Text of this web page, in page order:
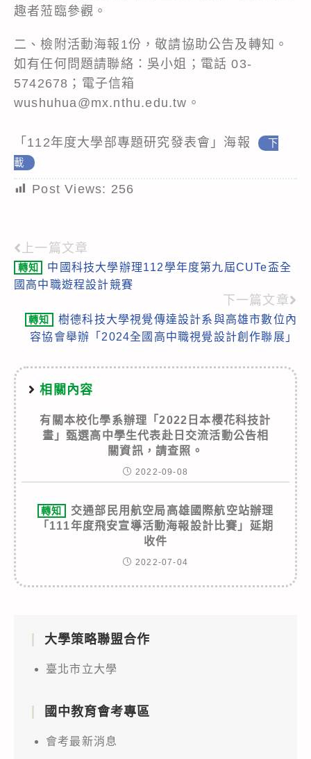
趣者蒞臨參觀。
二、檢附活動海報1份，敬請協助公告及轉知。
如有任何問題請聯絡：吳小姐；電話 03-
5742678；電子信箱
wushuhua@mx.nthu.edu.tw。
「112年度大學部專題研究發表會」海報
下
載
Post Views: 256
Read
more
上一篇文章
轉知
中國科技大學辦理112學年度第九屆CUTe盃全
國高中職遊程設計競賽
下一篇文章
轉知
樹德科技大學視覺傳達設計系與高雄市數位內
容協會舉辦「2024全國高中職視覺設計創作聯展」
相關內容
有關本校化學系辦理「2022日本櫻花科技計
畫」甄選高中學生代表赴日交流活動公告相
關資訊，請查照。
2022-09-08
轉知
交通部民用航空局高雄國際航空站辦理
「111年度飛安宣導活動海報設計比賽」延期
收件
2022-07-04
大學策略聯盟合作
臺北市立大學
國中教育會考專區
會考最新消息